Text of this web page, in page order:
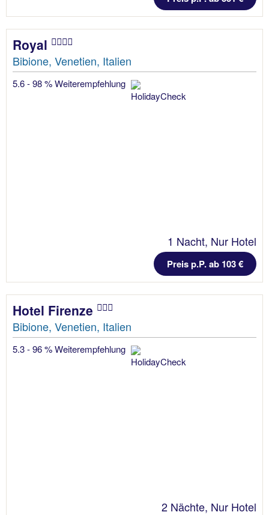
Royal
Bibione, Venetien, Italien
5.6 - 98 % Weiterempfehlung
1 Nacht, Nur Hotel
Preis p.P. ab 103 €
Hotel Firenze
Bibione, Venetien, Italien
5.3 - 96 % Weiterempfehlung
2 Nächte, Nur Hotel